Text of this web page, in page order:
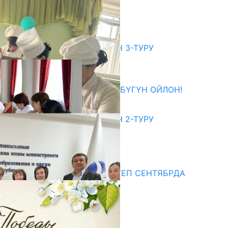
АЧЫЛАТ
07.08.2026
ЖОЖДОРГО КАБЫЛ АЛУУНУН 3-ТУРУ
БАШТАЛДЫ
27.07.2026
ӨЗҮҢДҮН КЕЛЕЧЕГИҢ ҮЧҮН БҮГҮН ОЙЛОН!
20.07.2026
ЖОЖДОРГО КАБЫЛ АЛУУНУН 2-ТУРУ
20.07.2026
СУЗАКТА 750 ОРУНДУУ МЕКТЕП СЕНТЯБРДА
ПАЙДАЛАНУУГА БЕРИЛЕТ
07.08.2025
Улуу Жеңиштин жандуу сөзү